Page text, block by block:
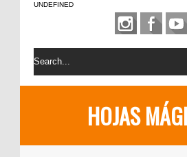
UNDEFINED
HOJAS